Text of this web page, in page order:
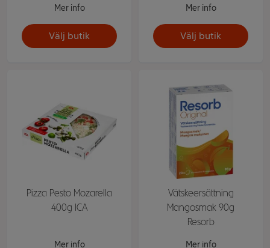
Mer info
Välj butik
Mer info
Välj butik
Pizza Pesto Mozarella
400g ICA
Mer info
Vätskeersättning
Mangosmak 90g
Resorb
Mer info